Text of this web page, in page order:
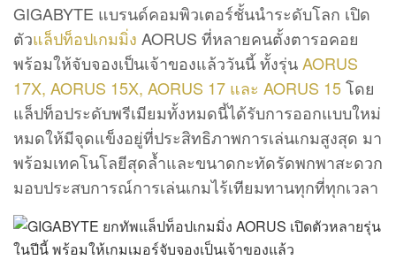
GIGABYTE แบรนด์คอมพิวเตอร์ชั้นนำระดับโลก เปิด
ตัวแล็ปท็อปเกมมิ่ง AORUS ที่หลายคนตั้งตารอคอย
พร้อมให้จับจองเป็นเจ้าของแล้ววันนี้ ทั้งรุ่นAORUS
17X, AORUS 15X, AORUS 17 และ AORUS 15โดย
แล็ปท็อประดับพรีเมียมทั้งหมดนี้ได้รับการออกแบบใหม่
หมดให้มีจุดแข็งอยู่ที่ประสิทธิภาพการเล่นเกมสูงสุด มา
พร้อมเทคโนโลยีสุดล้ำและขนาดกะทัดรัดพกพาสะดวก
มอบประสบการณ์การเล่นเกมไร้เทียมทานทุกที่ทุกเวลา